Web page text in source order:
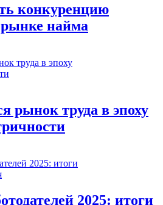
конкуренцию
найма
рынок труда в эпоху
2025: итоги